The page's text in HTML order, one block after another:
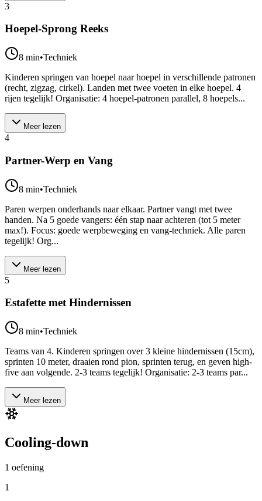
3
Hoepel-Sprong Reeks
8 min•Techniek
Kinderen springen van hoepel naar hoepel in verschillende patronen
(recht, zigzag, cirkel). Landen met twee voeten in elke hoepel. 4
rijen tegelijk! Organisatie: 4 hoepel-patronen parallel, 8 hoepels...
Meer lezen
4
Partner-Werp en Vang
8 min•Techniek
Paren werpen onderhands naar elkaar. Partner vangt met twee
handen. Na 5 goede vangers: één stap naar achteren (tot 5 meter
max!). Focus: goede werpbeweging en vang-techniek. Alle paren
tegelijk! Org...
Meer lezen
5
Estafette met Hindernissen
8 min•Techniek
Teams van 4. Kinderen springen over 3 kleine hindernissen (15cm),
sprinten 10 meter, draaien rond pion, sprinten terug, en geven high-
five aan volgende. 2-3 teams tegelijk! Organisatie: 2-3 teams par...
Meer lezen
Cooling-down
1 oefening
1